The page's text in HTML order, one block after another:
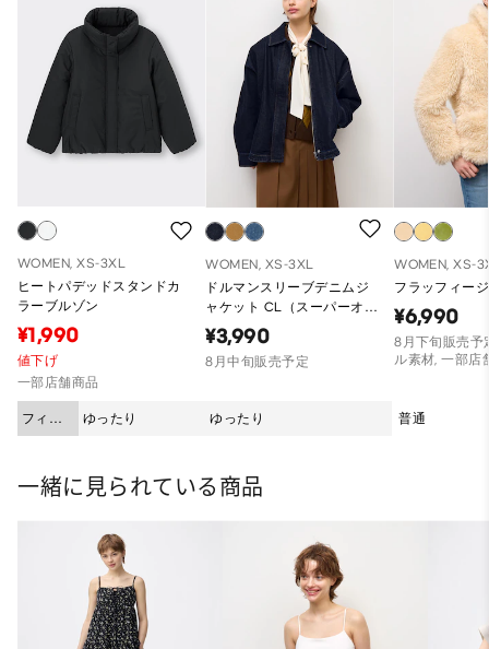
WOMEN, XS-3XL
ヒートパデッドスタンドカ
ラーブルゾン
¥1,990
値下げ
一部店舗商品
フィッ
ト
ゆったり
WOMEN, XS-3XL
ドルマンスリーブデニムジ
ャケット CL（スーパーオー
バーサイズフィット）
¥3,990
8月中旬販売予定
ゆったり
WOMEN, XS-
フラッフィー
¥6,990
8月下旬販売予
ル素材, 一部店
普通
一緒に見られている商品